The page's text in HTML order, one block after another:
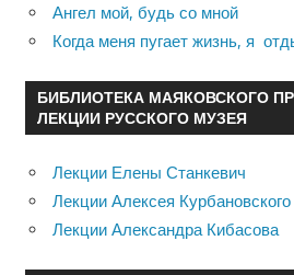
Ангел мой, будь со мной
Когда меня пугает жизнь, я
БИБЛИОТЕКА МАЯКОВСКОГО
ЛЕКЦИИ РУССКОГО МУЗЕЯ
Лекции Елены Станкевич
Лекции Алексея Курбановского
Лекции Александра Кибасова